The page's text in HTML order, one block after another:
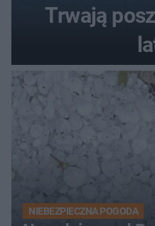
Trwają
NIEBEZPIECZNA POGODA